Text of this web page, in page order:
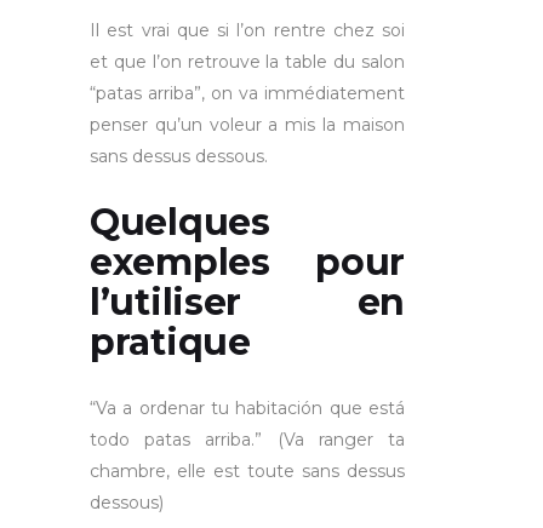
Il est vrai que si l’on rentre chez soi
et que l’on retrouve la table du salon
“patas arriba”, on va immédiatement
penser qu’un voleur a mis la maison
sans dessus dessous.
Quelques
exemples pour
l’utiliser en
pratique
“Va a ordenar tu habitación que está
todo patas arriba.” (Va ranger ta
chambre, elle est toute sans dessus
dessous)